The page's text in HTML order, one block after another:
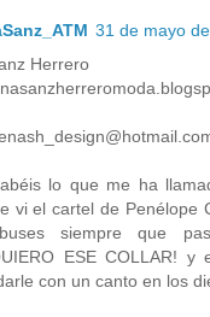
31 de mayo
Herrero
lo que me ha
vi el cartel de Penélope
siempre que
ESE COLLAR!
con un canto en los